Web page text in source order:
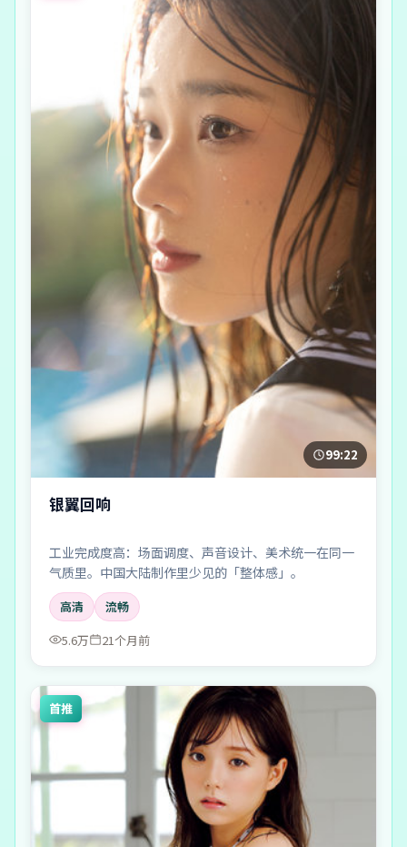
99:22
银翼回响
工业完成度高：场面调度、声音设计、美术统一在同一
气质里。中国大陆制作里少见的「整体感」。
高清
流畅
5.6万
21个月前
首推